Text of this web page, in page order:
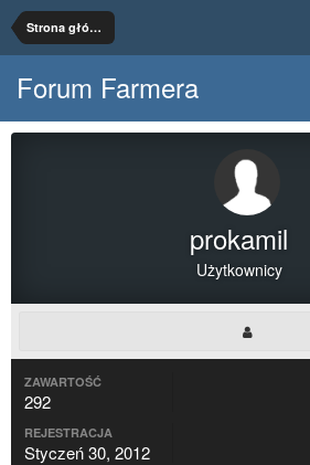
Strona główna
Forum Farmera
prokamil
Użytkownicy
ZAWARTOŚĆ
292
REJESTRACJA
Styczeń 30, 2012